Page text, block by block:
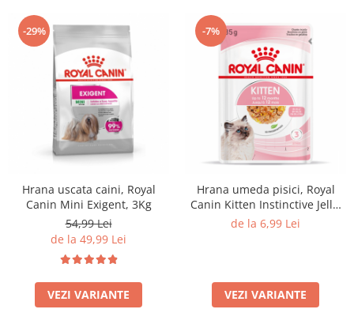
-29%
Hrana uscata caini, Royal
Canin Mini Exigent, 3Kg
54,99 Lei
de la 49,99 Lei
VEZI VARIANTE
-7%
Hrana umeda pisici, Royal
Canin Kitten Instinctive Jelly,
85G
de la 6,99 Lei
VEZI VARIANTE